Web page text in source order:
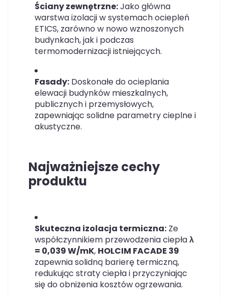
Ściany zewnętrzne:Jako główna
warstwa izolacji w systemach ociepleń
ETICS, zarówno w nowo wznoszonych
budynkach, jak i podczas
termomodernizacji istniejących.
Fasady: Doskonałe do ocieplania
elewacji budynków mieszkalnych,
publicznych i przemysłowych,
zapewniając solidne parametry cieplne i
akustyczne.
Najważniejsze cechy
produktu
Skuteczna izolacja termiczna: Ze
współczynnikiem przewodzenia ciepłaλ
= 0,039 W/mK, HOLCIM FACADE 39
zapewnia solidną barierę termiczną,
redukując straty ciepła i przyczyniając
się do obniżenia kosztów ogrzewania.